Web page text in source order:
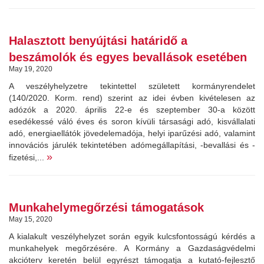
Halasztott benyújtási határidő a
beszámolók és egyes bevallások esetében
May 19, 2020
A veszélyhelyzetre tekintettel született kormányrendelet
(140/2020. Korm. rend) szerint az idei évben kivételesen az
adózók a 2020. április 22-e és szeptember 30-a között
esedékessé váló éves és soron kívüli társasági adó, kisvállalati
adó, energiaellátók jövedelemadója, helyi iparűzési adó, valamint
innovációs járulék tekintetében adómegállapítási, -bevallási és -
fizetési,... »
Munkahelymegőrzési támogatások
May 15, 2020
A kialakult veszélyhelyzet során egyik kulcsfontosságú kérdés a
munkahelyek megőrzésére. A Kormány a Gazdaságvédelmi
akcióterv keretén belül egyrészt támogatja a kutató-fejlesztő